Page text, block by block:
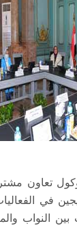
تعاون
في
بين النواب